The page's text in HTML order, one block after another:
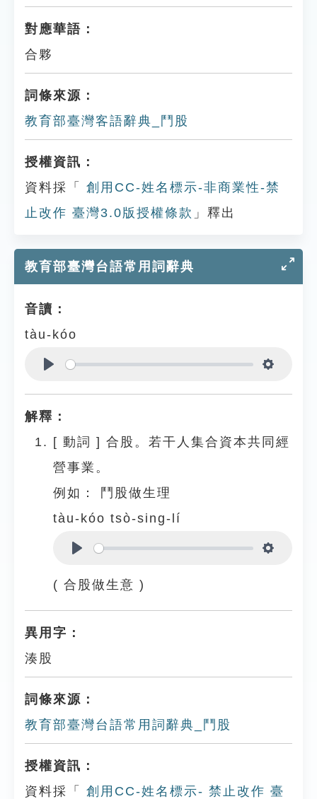
對應華語：
合夥
詞條來源：
教育部臺灣客語辭典_鬥股
授權資訊：
資料採「
創用CC-姓名標示-非商業性-禁
止改作 臺灣3.0版授權條款 」釋出
教育部臺灣台語常用詞辭典
音讀：
tàu-kóo
解釋：
[ 動詞 ] 合股。若干人集合資本共同經
營事業。
例如：
鬥股做生理
tàu-kóo tsò-sing-lí
( 合股做生意 )
異用字：
湊股
詞條來源：
教育部臺灣台語常用詞辭典_鬥股
授權資訊：
資料採「
創用CC-姓名標示- 禁止改作 臺